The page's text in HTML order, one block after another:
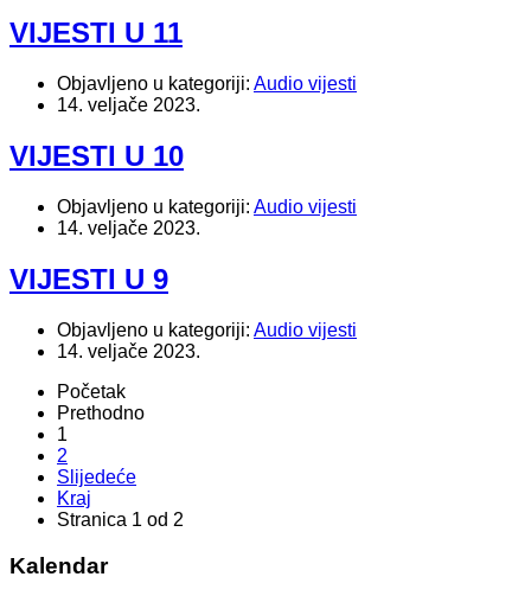
VIJESTI U 11
Objavljeno u kategoriji: Audio vijesti
14. veljače 2023.
VIJESTI U 10
Objavljeno u kategoriji: Audio vijesti
14. veljače 2023.
VIJESTI U 9
Objavljeno u kategoriji: Audio vijesti
14. veljače 2023.
Početak
Prethodno
1
2
Slijedeće
Kraj
Stranica 1 od 2
Kalendar